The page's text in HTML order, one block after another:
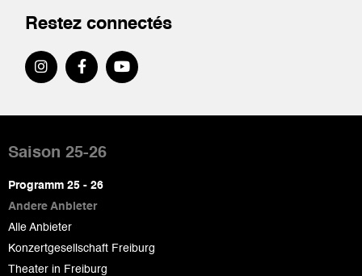
Restez connectés
de
page
Saison 25-26
Programm 25 - 26
Andere Anbieter
Alle Anbieter
Konzertgesellschaft Freiburg
Theater in Freiburg